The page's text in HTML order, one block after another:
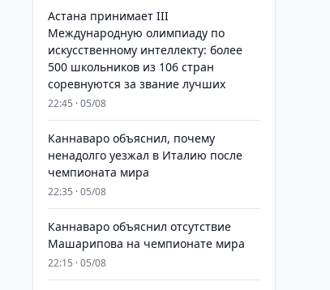
Астана принимает III
Международную олимпиаду по
искусственному интеллекту: более
500 школьников из 106 стран
соревнуются за звание лучших
22:45 · 05/08
Каннаваро объяснил, почему
ненадолго уезжал в Италию после
чемпионата мира
22:35 · 05/08
Каннаваро объяснил отсутствие
Машарипова на чемпионате мира
22:15 · 05/08